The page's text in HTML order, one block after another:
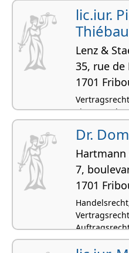
Strafrecht
lic.iur.
Lenz &
35, rue de
1701
Dr.
Hartmann
7,
1701